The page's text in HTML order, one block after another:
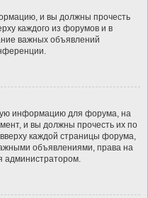
и вы должны прочесть
каждого из форумов и в
важных объявлений
информацию для форума, на
и вы должны прочесть их по
каждой страницы форума,
объявлениями, права на
администратором.